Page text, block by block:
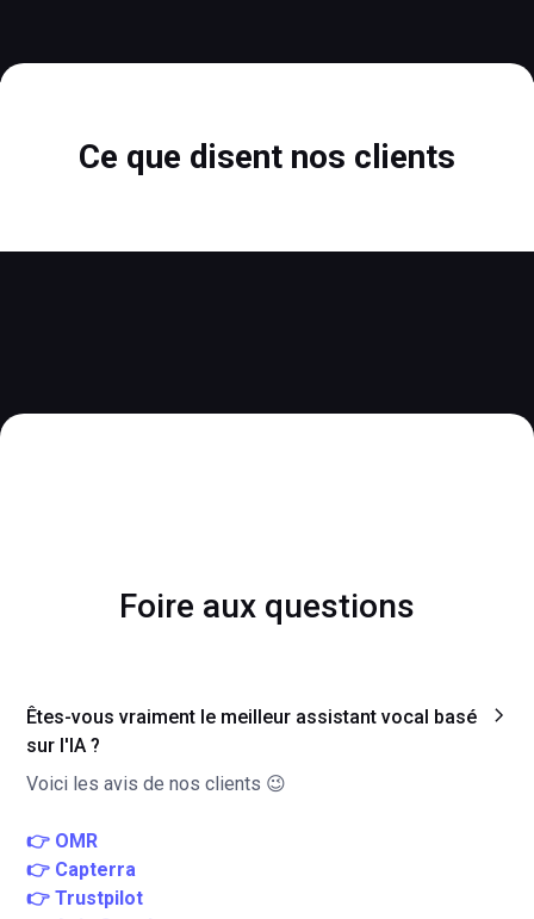
Ce que disent nos clients
Foire aux questions
Êtes-vous vraiment le meilleur assistant vocal basé
sur l'IA ?
Voici les avis de nos clients 😉
👉 OMR
👉 Capterra
👉 Trustpilot